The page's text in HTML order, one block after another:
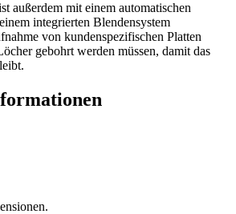
außerdem mit einem automatischen
integrierten Blendensystem
von kundenspezifischen Platten
gebohrt werden müssen, damit das